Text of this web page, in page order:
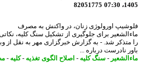
82051775
اورولوژی زنان، در واکنش به مصرف
برای جلوگیری از تشکیل سنگ کلیه، نکاتی
شد. - به گزارش خبرگزاری مهر به نقل از وبدا،
نادرست درباره ...
-سنگ کلیه-اصلاح الگوی تغذیه-کلیه-